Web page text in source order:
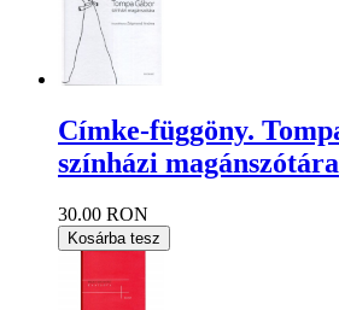
Címke-függöny.
színházi magánszótára
30.00 RON
Kosárba tesz